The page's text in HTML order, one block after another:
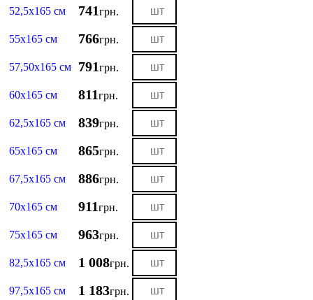
52,5х165 см 741грн.
55х165 см 766грн.
57,50х165 см 791грн.
60х165 см 811грн.
62,5х165 см 839грн.
65х165 см 865грн.
67,5х165 см 886грн.
70х165 см 911грн.
75х165 см 963грн.
82,5х165 см 1 008грн.
97,5х165 см 1 183грн.